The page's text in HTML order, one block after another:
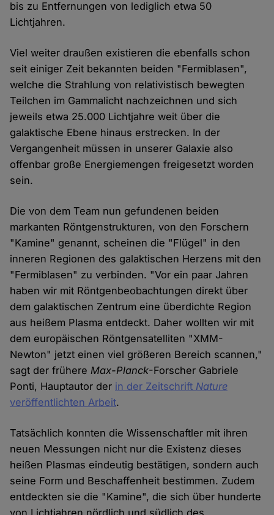
bis zu Entfernungen von lediglich etwa 50
Lichtjahren.
Viel weiter draußen existieren die ebenfalls schon
seit einiger Zeit bekannten beiden "Fermiblasen",
welche die Strahlung von relativistisch bewegten
Teilchen im Gammalicht nachzeichnen und sich
jeweils etwa 25.000 Lichtjahre weit über die
galaktische Ebene hinaus erstrecken. In der
Vergangenheit müssen in unserer Galaxie also
offenbar große Energiemengen freigesetzt worden
sein.
Die von dem Team nun gefundenen beiden
markanten Röntgenstrukturen, von den Forschern
"Kamine" genannt, scheinen die "Flügel" in den
inneren Regionen des galaktischen Herzens mit den
"Fermiblasen" zu verbinden. "Vor ein paar Jahren
haben wir mit Röntgenbeobachtungen direkt über
dem galaktischen Zentrum eine überdichte Region
aus heißem Plasma entdeckt. Daher wollten wir mit
dem europäischen Röntgensatelliten "XMM-
Newton" jetzt einen viel größeren Bereich scannen,"
sagt der frühereMax-Planck-Forscher Gabriele
Ponti, Hauptautor der in der Zeitschrift Nature
veröffentlichten Arbeit.
Tatsächlich konnten die Wissenschaftler mit ihren
neuen Messungen nicht nur die Existenz dieses
heißen Plasmas eindeutig bestätigen, sondern auch
seine Form und Beschaffenheit bestimmen. Zudem
entdeckten sie die "Kamine", die sich über hunderte